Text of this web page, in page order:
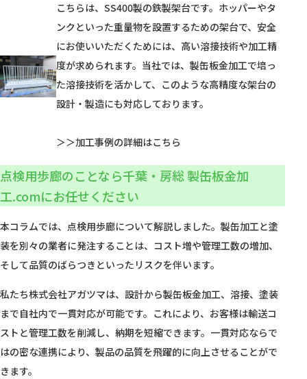
こちらは、SS400製の鉄製架台です。ホッパーやタ
ンクといった重量物を設置するための架台で、安全
にお使いいただくためには、高い溶接技術や加工精
度が求められます。当社では、製缶板金加工で培っ
た溶接技術を活かして、このような高精度な架台の
設計・製造にも対応しております。
＞＞加工事例の詳細はこちら
点検用歩廊のことなら千葉・房総 製缶板金加
工.comにお任せください
本コラムでは、点検用歩廊について解説しました。製缶加工と塗
装を別々の業者に発注することは、コスト増や管理工数の増加、
そして品質のばらつきといったリスクを伴います。
私たち株式会社アガツマは、設計から製缶板金加工、溶接、塗装
まで自社内で一貫対応が可能です。これにより、お客様は輸送コ
ストと管理工数を削減し、納期を短縮できます。一貫対応ならで
はの密な連携により、製品の品質を飛躍的に向上させることがで
きます。